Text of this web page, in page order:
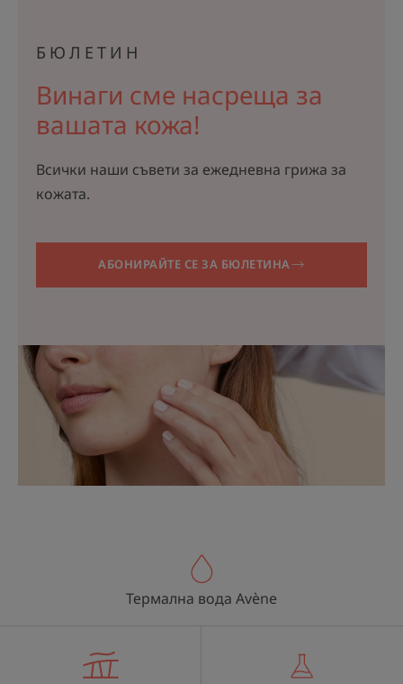
БЮЛЕТИН
Винаги сме насреща за
вашата кожа!
Всички наши съвети за ежедневна грижа за
кожата.
АБОНИРАЙТЕ СЕ ЗА БЮЛЕТИНА
Термална вода Avène